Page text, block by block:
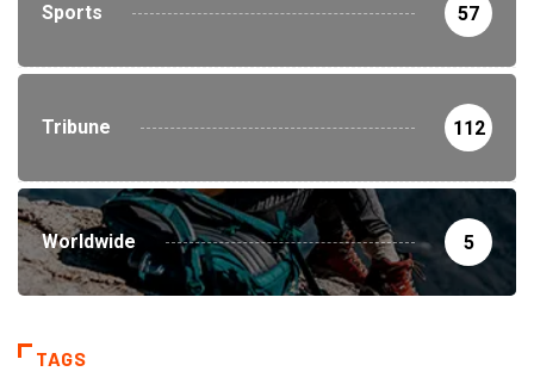
Sports 57
Tribune 112
Worldwide 5
TAGS